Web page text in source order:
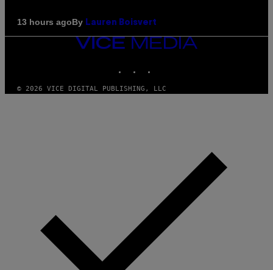
13 hours agoBy Lauren Boisvert
VICE
MEDIA
© 2026 VICE DIGITAL PUBLISHING, LLC